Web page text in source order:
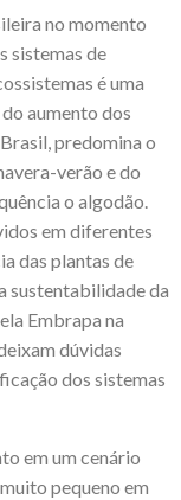
no momento
sistemas de
é uma
aumento dos
predomina o
verão e do
o algodão.
em diferentes
das plantas de
sustentabilidade da
Embrapa na
dúvidas
dos sistemas
em um cenário
pequeno em